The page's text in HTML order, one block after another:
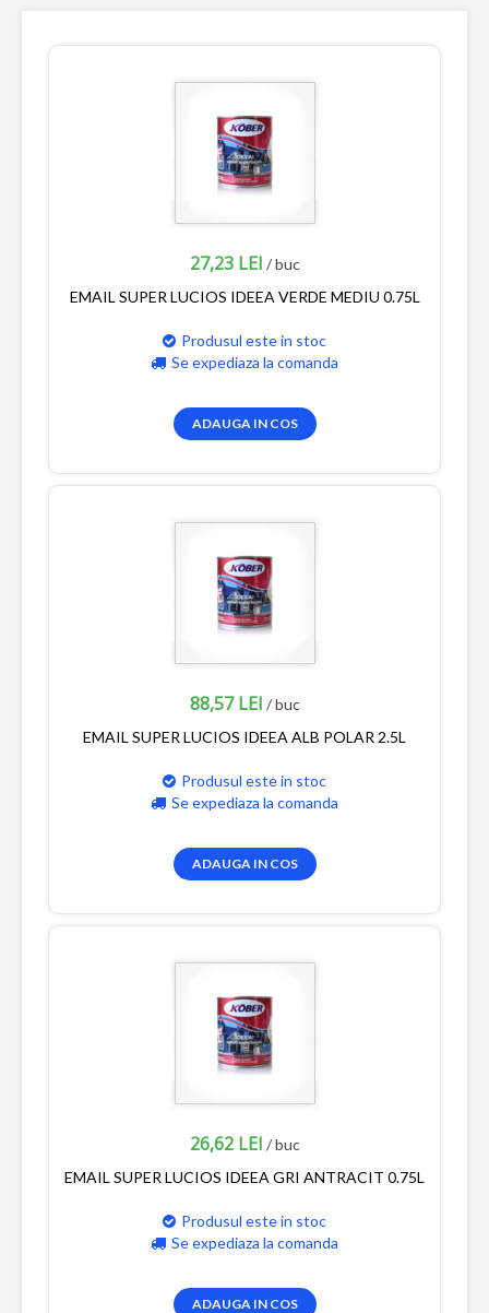
27,23 LEI / buc
EMAIL SUPER LUCIOS IDEEA VERDE MEDIU 0.75L
Produsul este in stoc
Se expediaza la comanda
ADAUGA IN COS
88,57 LEI / buc
EMAIL SUPER LUCIOS IDEEA ALB POLAR 2.5L
Produsul este in stoc
Se expediaza la comanda
ADAUGA IN COS
26,62 LEI / buc
EMAIL SUPER LUCIOS IDEEA GRI ANTRACIT 0.75L
Produsul este in stoc
Se expediaza la comanda
ADAUGA IN COS